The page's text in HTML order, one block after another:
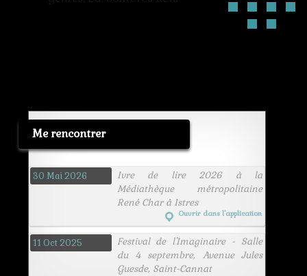
Me rencontrer
30 Mai 2026
Ivre de lire 2026 à la
Médiathèque métropolitaine
René Char à Istres
Ouvrir dans l’application
11 Oct 2025
Festival de l'Imaginaire - Salle
du 4 septembre, Avenue Jules
Guesde, Saint-Cannat